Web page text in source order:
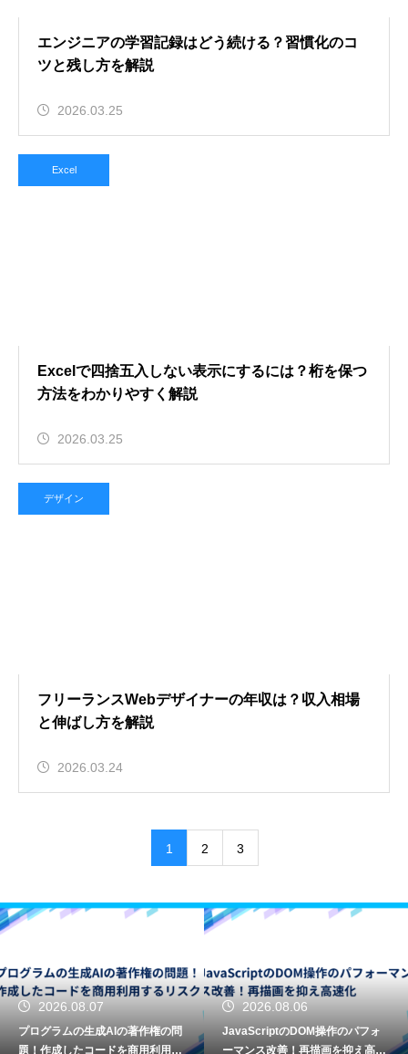
エンジニアの学習記録はどう続ける？習慣化のコ
ツと残し方を解説
2026.03.25
Excel
Excelで四捨五入しない表示にするには？桁を保つ
方法をわかりやすく解説
2026.03.25
デザイン
フリーランスWebデザイナーの年収は？収入相場
と伸ばし方を解説
2026.03.24
1 2 3
2026.08.06
JavaScriptのDOM操作のパフォ
ーマンス改善！再描画を抑え高速
2026.08.06
エンジニアのChatGPTプロンプ
のコツ！開発効率を上げる指示